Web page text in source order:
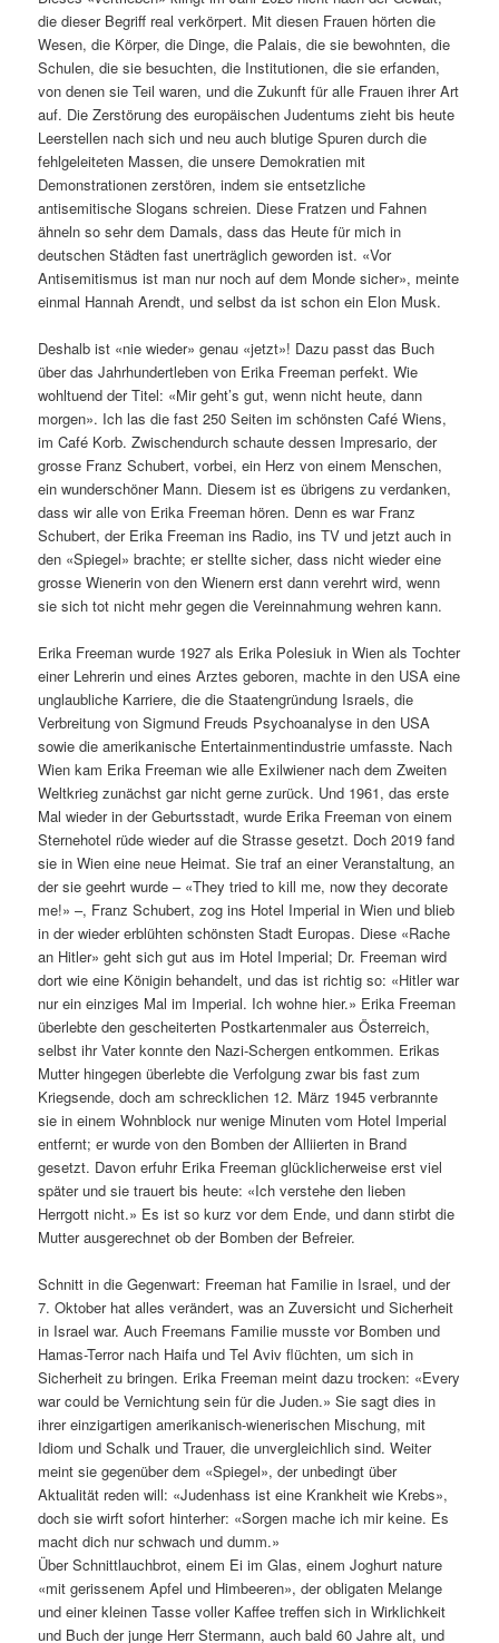
die dieser Begriff real verkörpert. Mit diesen Frauen hörten die
Wesen, die Körper, die Dinge, die Palais, die sie bewohnten, die
Schulen, die sie besuchten, die Institutionen, die sie erfanden,
von denen sie Teil waren, und die Zukunft für alle Frauen ihrer Art
auf. Die Zerstörung des europäischen Judentums zieht bis heute
Leerstellen nach sich und neu auch blutige Spuren durch die
fehlgeleiteten Massen, die unsere Demokratien mit
Demonstrationen zerstören, indem sie entsetzliche
antisemitische Slogans schreien. Diese Fratzen und Fahnen
ähneln so sehr dem Damals, dass das Heute für mich in
deutschen Städten fast unerträglich geworden ist. «Vor
Antisemitismus ist man nur noch auf dem Monde sicher», meinte
einmal Hannah Arendt, und selbst da ist schon ein Elon Musk.
Deshalb ist «nie wieder» genau «jetzt»! Dazu passt das Buch
über das Jahrhundertleben von Erika Freeman perfekt. Wie
wohltuend der Titel: «Mir geht’s gut, wenn nicht heute, dann
morgen». Ich las die fast 250 Seiten im schönsten Café Wiens,
im Café Korb. Zwischendurch schaute dessen Impresario, der
grosse Franz Schubert, vorbei, ein Herz von einem Menschen,
ein wunderschöner Mann. Diesem ist es übrigens zu verdanken,
dass wir alle von Erika Freeman hören. Denn es war Franz
Schubert, der Erika Freeman ins Radio, ins TV und jetzt auch in
den «Spiegel» brachte; er stellte sicher, dass nicht wieder eine
grosse Wienerin von den Wienern erst dann verehrt wird, wenn
sie sich tot nicht mehr gegen die Vereinnahmung wehren kann.
Erika Freeman wurde 1927 als Erika Polesiuk in Wien als Tochter
einer Lehrerin und eines Arztes geboren, machte in den USA eine
unglaubliche Karriere, die die Staatengründung Israels, die
Verbreitung von Sigmund Freuds Psychoanalyse in den USA
sowie die amerikanische Entertainmentindustrie umfasste. Nach
Wien kam Erika Freeman wie alle Exilwiener nach dem Zweiten
Weltkrieg zunächst gar nicht gerne zurück. Und 1961, das erste
Mal wieder in der Geburtsstadt, wurde Erika Freeman von einem
Sternehotel rüde wieder auf die Strasse gesetzt. Doch 2019 fand
sie in Wien eine neue Heimat. Sie traf an einer Veranstaltung, an
der sie geehrt wurde – «They tried to kill me, now they decorate
me!» –, Franz Schubert, zog ins Hotel Imperial in Wien und blieb
in der wieder erblühten schönsten Stadt Europas. Diese «Rache
an Hitler» geht sich gut aus im Hotel Imperial; Dr. Freeman wird
dort wie eine Königin behandelt, und das ist richtig so: «Hitler war
nur ein einziges Mal im Imperial. Ich wohne hier.» Erika Freeman
überlebte den gescheiterten Postkartenmaler aus Österreich,
selbst ihr Vater konnte den Nazi-Schergen entkommen. Erikas
Mutter hingegen überlebte die Verfolgung zwar bis fast zum
Kriegsende, doch am schrecklichen 12. März 1945 verbrannte
sie in einem Wohnblock nur wenige Minuten vom Hotel Imperial
entfernt; er wurde von den Bomben der Alliierten in Brand
gesetzt. Davon erfuhr Erika Freeman glücklicherweise erst viel
später und sie trauert bis heute: «Ich verstehe den lieben
Herrgott nicht.» Es ist so kurz vor dem Ende, und dann stirbt die
Mutter ausgerechnet ob der Bomben der Befreier.
Schnitt in die Gegenwart: Freeman hat Familie in Israel, und der
7. Oktober hat alles verändert, was an Zuversicht und Sicherheit
in Israel war. Auch Freemans Familie musste vor Bomben und
Hamas-Terror nach Haifa und Tel Aviv flüchten, um sich in
Sicherheit zu bringen. Erika Freeman meint dazu trocken: «Every
war could be Vernichtung sein für die Juden.» Sie sagt dies in
ihrer einzigartigen amerikanisch-wienerischen Mischung, mit
Idiom und Schalk und Trauer, die unvergleichlich sind. Weiter
meint sie gegenüber dem «Spiegel», der unbedingt über
Aktualität reden will: «Judenhass ist eine Krankheit wie Krebs»,
doch sie wirft sofort hinterher: «Sorgen mache ich mir keine. Es
macht dich nur schwach und dumm.»
Über Schnittlauchbrot, einem Ei im Glas, einem Joghurt nature
«mit gerissenem Apfel und Himbeeren», der obligaten Melange
und einer kleinen Tasse voller Kaffee treffen sich in Wirklichkeit
und Buch der junge Herr Stermann, auch bald 60 Jahre alt, und